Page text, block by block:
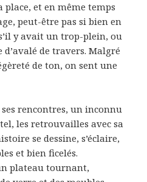
place, et en même temps
peut-être pas si bien en
y avait un trop-plein, ou
de travers. Malgré
de ton, on sent une
rencontres, un inconnu
les retrouvailles avec sa
se dessine, s’éclaire,
et bien ficelés.
plateau tournant,